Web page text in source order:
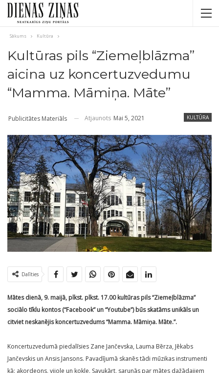
Sākums Kultūra
Kultūras pils “Ziemeļblāzma”
aicina uz koncertuzvedumu
“Mamma. Māmiņa. Māte”
KULTŪRA
Publicitātes Materiāls Atjaunots Mai 5, 2021
Dalīties
Mātes dienā, 9. maijā, plkst. plkst. 17.00 kultūras pils “Ziemeļblāzma”
sociālo tīklu kontos (“Facebook” un “Youtube”) būs skatāms unikāls un
citviet neskanējis koncertuzvedums“Mamma. Māmiņa. Māte.”.
Koncertuzvedumā piedalīsies Zane Jančevska, Lauma Bērza, Jēkabs
Jančevskis un Ansis Jansons. Pavadījumā skanēs tādi mūzikas instrumenti
kā: akordeons, vijole un kokle. Savukārt, sarunās par mātes dažādajiem